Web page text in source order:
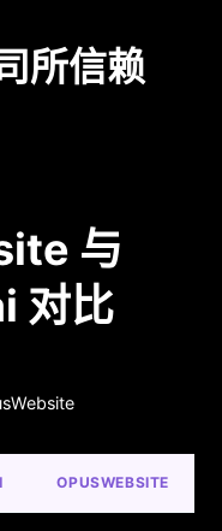
所信赖
与
对比
OPUSWEBSITE